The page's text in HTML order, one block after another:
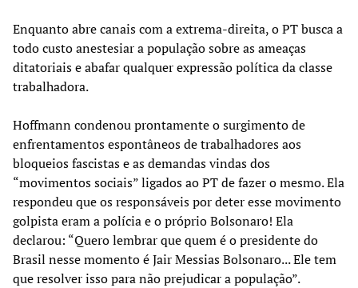
Enquanto abre canais com a extrema-direita, o PT busca a
todo custo anestesiar a população sobre as ameaças
ditatoriais e abafar qualquer expressão política da classe
trabalhadora.
Hoffmann condenou prontamente o surgimento de
enfrentamentos espontâneos de trabalhadores aos
bloqueios fascistas e as demandas vindas dos
“movimentos sociais” ligados ao PT de fazer o mesmo. Ela
respondeu que os responsáveis por deter esse movimento
golpista eram a polícia e o próprio Bolsonaro! Ela
declarou: “Quero lembrar que quem é o presidente do
Brasil nesse momento é Jair Messias Bolsonaro... Ele tem
que resolver isso para não prejudicar a população”.